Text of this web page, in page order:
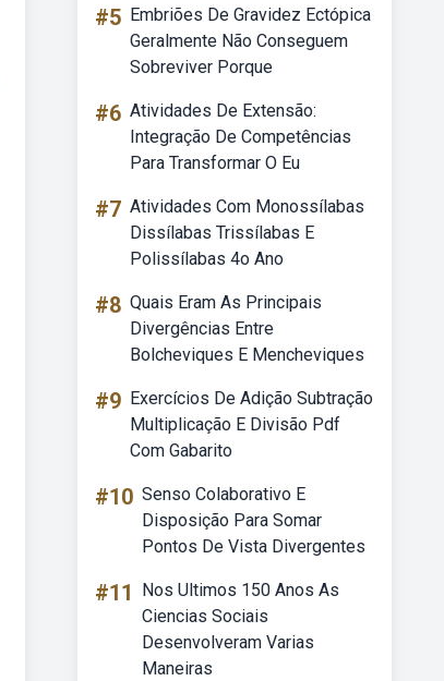
#5 Embriões De Gravidez Ectópica
Geralmente Não Conseguem
Sobreviver Porque
#6 Atividades De Extensão:
Integração De Competências
Para Transformar O Eu
#7 Atividades Com Monossílabas
Dissílabas Trissílabas E
Polissílabas 4o Ano
#8 Quais Eram As Principais
Divergências Entre
Bolcheviques E Mencheviques
#9 Exercícios De Adição Subtração
Multiplicação E Divisão Pdf
Com Gabarito
#10 Senso Colaborativo E
Disposição Para Somar
Pontos De Vista Divergentes
#11
Nos Ultimos 150 Anos As
Ciencias Sociais
Desenvolveram Varias
Maneiras